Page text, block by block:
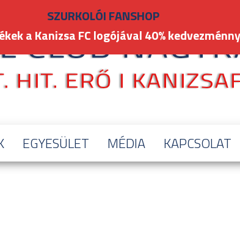
EGYESÜLET MÉDIA KAPCSOLAT
SZURKOLÓI FANSHOP
a Kanizsa FC logójával 40%